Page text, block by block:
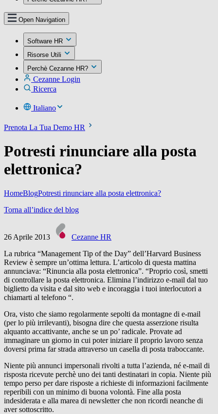
Open Navigation
Software HR
Risorse Utili
Perchè Cezanne HR?
Cezanne Login
Ricerca
Italiano
Prenota La Tua Demo HR
Potresti rinunciare alla posta
elettronica?
HomeBlogPotresti rinunciare alla posta elettronica?
Torna all’indice del blog
26 Aprile 2013
Cezanne HR
La rubrica “Management Tip of the Day” dell’Harvard Business
Review è sempre un’ottima lettura. L’articolo di questa mattina
annunciava: “Rinuncia alla posta elettronica”. “Proprio così, smetti
di controllare la posta elettronica. Elimina l’indirizzo e-mail dal tuo
biglietto da visita e dal sito web e incoraggia i tuoi interlocutori a
chiamarti al telefono “.
Ora, visto che siamo regolarmente sepolti da montagne di e-mail
(per lo più irrilevanti), bisogna dire che questa asserzione risulta
alquanto accattivante, anche se un po’ radicale. Provate ad
immaginare un giorno in cui poter iniziare il proprio lavoro senza
doversi prima far strada attraverso un casella di posta traboccante.
Niente più annunci impersonali rivolti a tutta l’azienda, né e-mail di
risposta ricevute perchè uno dei tanti destinatari in copia. Niente più
tempo perso per dare risposte a richieste di informazioni facilmente
reperibili con un minimo di buona volontà. Fine alla posta
indesiderata e alla marea di newsletter che non ricordi neanche di
aver sottoscritto.